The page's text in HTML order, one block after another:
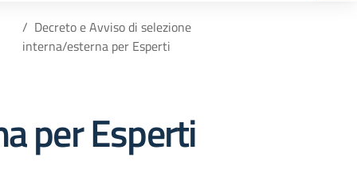
Decreto e Avviso di selezione
interna/esterna per Esperti
per Esperti